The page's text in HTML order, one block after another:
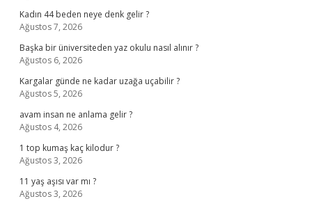
Kadın 44 beden neye denk gelir ?
Ağustos 7, 2026
Başka bir üniversiteden yaz okulu nasıl alınır ?
Ağustos 6, 2026
Kargalar günde ne kadar uzağa uçabilir ?
Ağustos 5, 2026
avam insan ne anlama gelir ?
Ağustos 4, 2026
1 top kumaş kaç kilodur ?
Ağustos 3, 2026
11 yaş aşısı var mı ?
Ağustos 3, 2026